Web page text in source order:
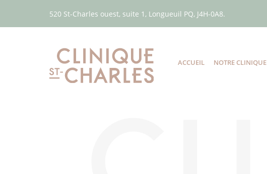
520 St-Charles ouest, suite 1, Longueuil PQ, J4H-0A8.
ACCUEIL NOTRE CLINIQUE